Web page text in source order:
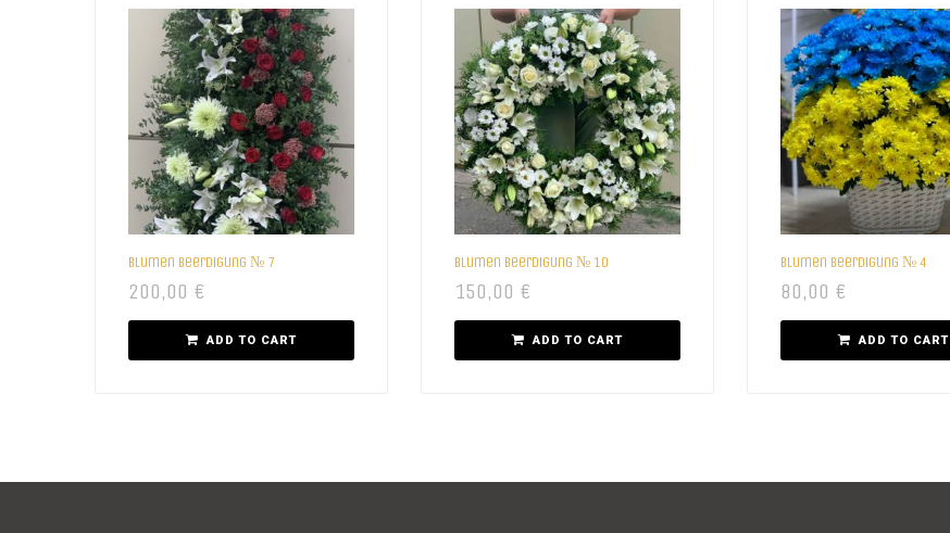
Blumen beerdigung № 7
200,00 €
ADD TO CART
Blumen beerdigung № 10
150,00 €
ADD TO CART
Blumen beerdigung № 4
80,00 €
ADD TO CART